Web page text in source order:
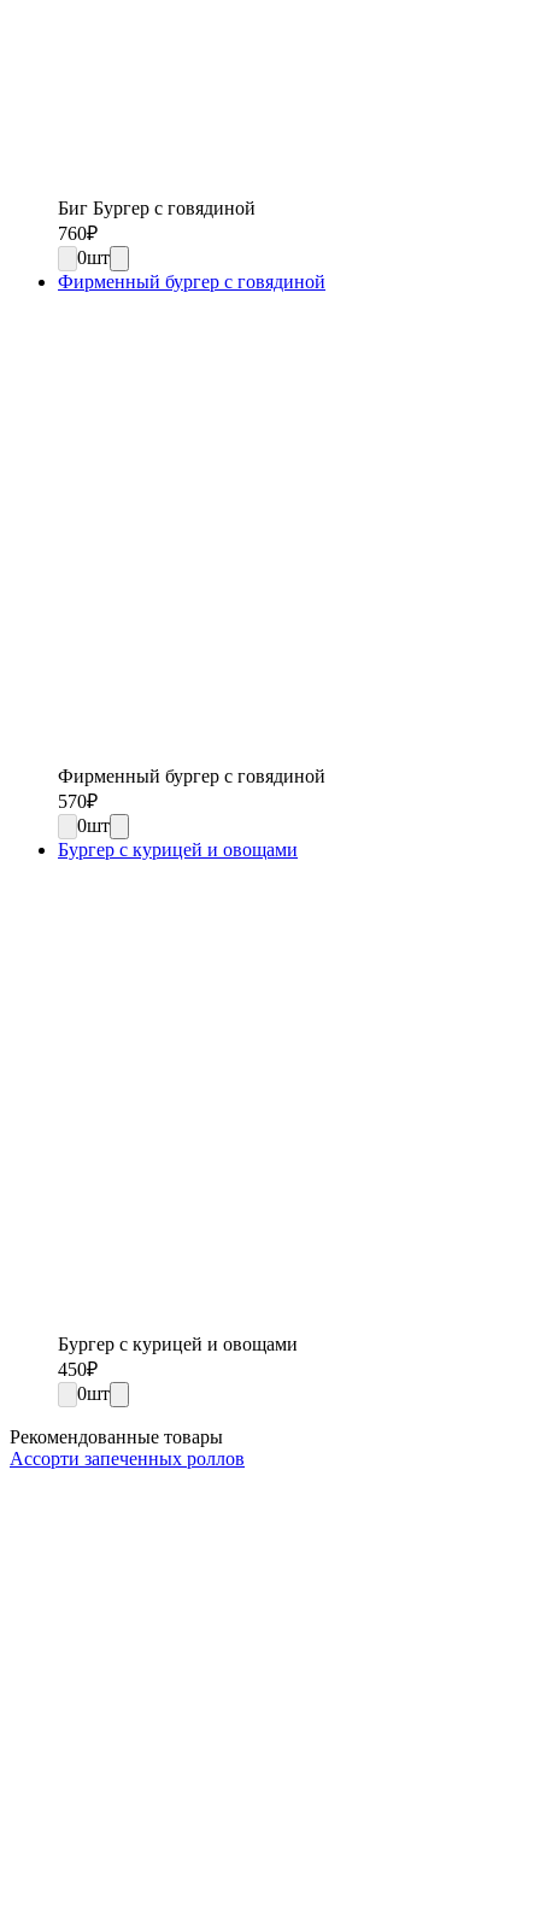
Биг Бургер с говядиной
760₽
0шт
Фирменный бургер с говядиной
Фирменный бургер с говядиной
570₽
0шт
Бургер с курицей и овощами
Бургер с курицей и овощами
450₽
0шт
Рекомендованные товары
Ассорти запеченных роллов